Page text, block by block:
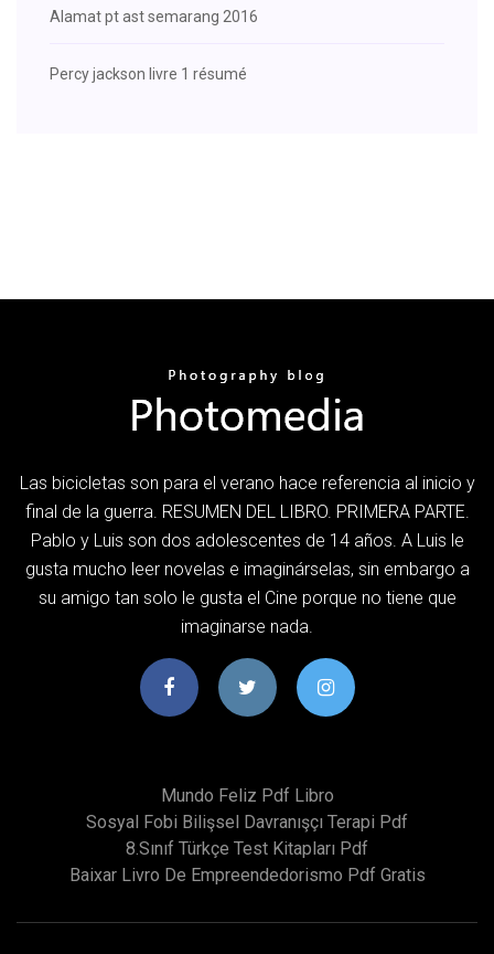
Alamat pt ast semarang 2016
Percy jackson livre 1 résumé
Las bicicletas son para el verano hace referencia al inicio y
final de la guerra. RESUMEN DEL LIBRO. PRIMERA PARTE.
Pablo y Luis son dos adolescentes de 14 años. A Luis le
gusta mucho leer novelas e imaginárselas, sin embargo a
su amigo tan solo le gusta el Cine porque no tiene que
imaginarse nada.
Mundo Feliz Pdf Libro
Sosyal Fobi Bilişsel Davranışçı Terapi Pdf
8.sınıf Türkçe Test Kitapları Pdf
Baixar Livro De Empreendedorismo Pdf Gratis